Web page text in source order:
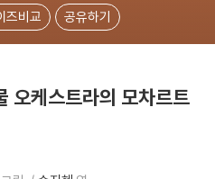
즈비교 공유하기
오케스트라의 모차르트